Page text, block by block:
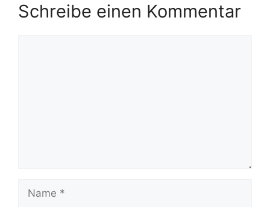
Schreibe einen Kommentar
Name